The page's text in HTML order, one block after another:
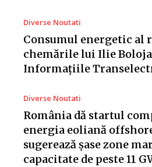
Diverse Noutati
Consumul energetic al
chemările lui Ilie
Informațiile
Diverse Noutati
România dă startul
energia eoliană
sugerează șase zone
capacitate de peste 11